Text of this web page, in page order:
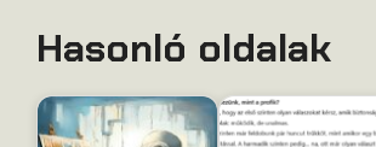
e
h
i
Hasonló oldalak